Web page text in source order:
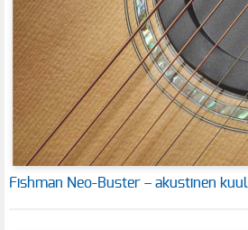
Fishman Neo-Buster – akustinen